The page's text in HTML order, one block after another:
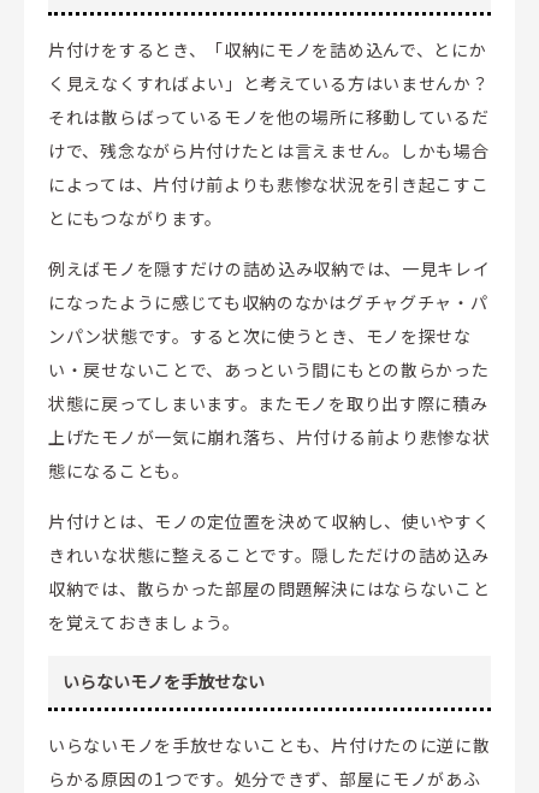
片付けをするとき、「収納にモノを詰め込んで、とにか
く見えなくすればよい」と考えている方はいませんか？
それは散らばっているモノを他の場所に移動しているだ
けで、残念ながら片付けたとは言えません。しかも場合
によっては、片付け前よりも悲惨な状況を引き起こすこ
とにもつながります。
例えばモノを隠すだけの詰め込み収納では、一見キレイ
になったように感じても収納のなかはグチャグチャ・パ
ンパン状態です。すると次に使うとき、モノを探せな
い・戻せないことで、あっという間にもとの散らかった
状態に戻ってしまいます。またモノを取り出す際に積み
上げたモノが一気に崩れ落ち、片付ける前より悲惨な状
態になることも。
片付けとは、モノの定位置を決めて収納し、使いやすく
きれいな状態に整えることです。隠しただけの詰め込み
収納では、散らかった部屋の問題解決にはならないこと
を覚えておきましょう。
いらないモノを手放せない
いらないモノを手放せないことも、片付けたのに逆に散
らかる原因の1つです。処分できず、部屋にモノがあふ